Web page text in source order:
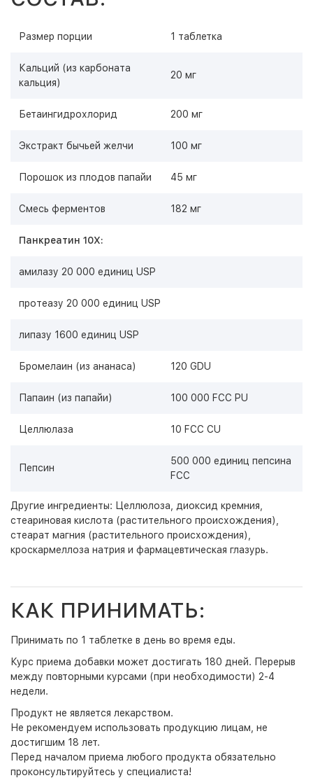
Размер порции 1 таблетка
Кальций (из карбоната
кальция)
20 мг
Бетаингидрохлорид 200 мг
Экстракт бычьей желчи 100 мг
Порошок из плодов папайи 45 мг
Смесь ферментов 182 мг
Панкреатин 10X:
амилазу 20 000 единиц USP
протеазу 20 000 единиц USP
липазу 1600 единиц USP
Бромелаин (из ананаса) 120 GDU
Папаин (из папайи) 100 000 FCC PU
Целлюлаза 10 FCC CU
Пепсин
500 000 единиц пепсина
FCC
Другие ингредиенты: Целлюлоза, диоксид кремния,
стеариновая кислота (растительного происхождения),
стеарат магния (растительного происхождения),
кроскармеллоза натрия и фармацевтическая глазурь.
КАК ПРИНИМАТЬ:
Принимать по 1 таблетке в день во время еды.
Курс приема добавки может достигать 180 дней. Перерыв
между повторными курсами (при необходимости) 2-4
недели.
Продукт не является лекарством.
Не рекомендуем использовать продукцию лицам, не
достигшим 18 лет.
Перед началом приема любого продукта обязательно
проконсультируйтесь у специалиста!